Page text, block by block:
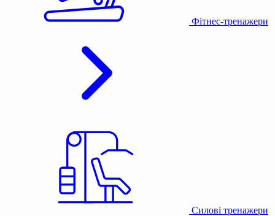
Фітнес-тренажери
Силові тренажери